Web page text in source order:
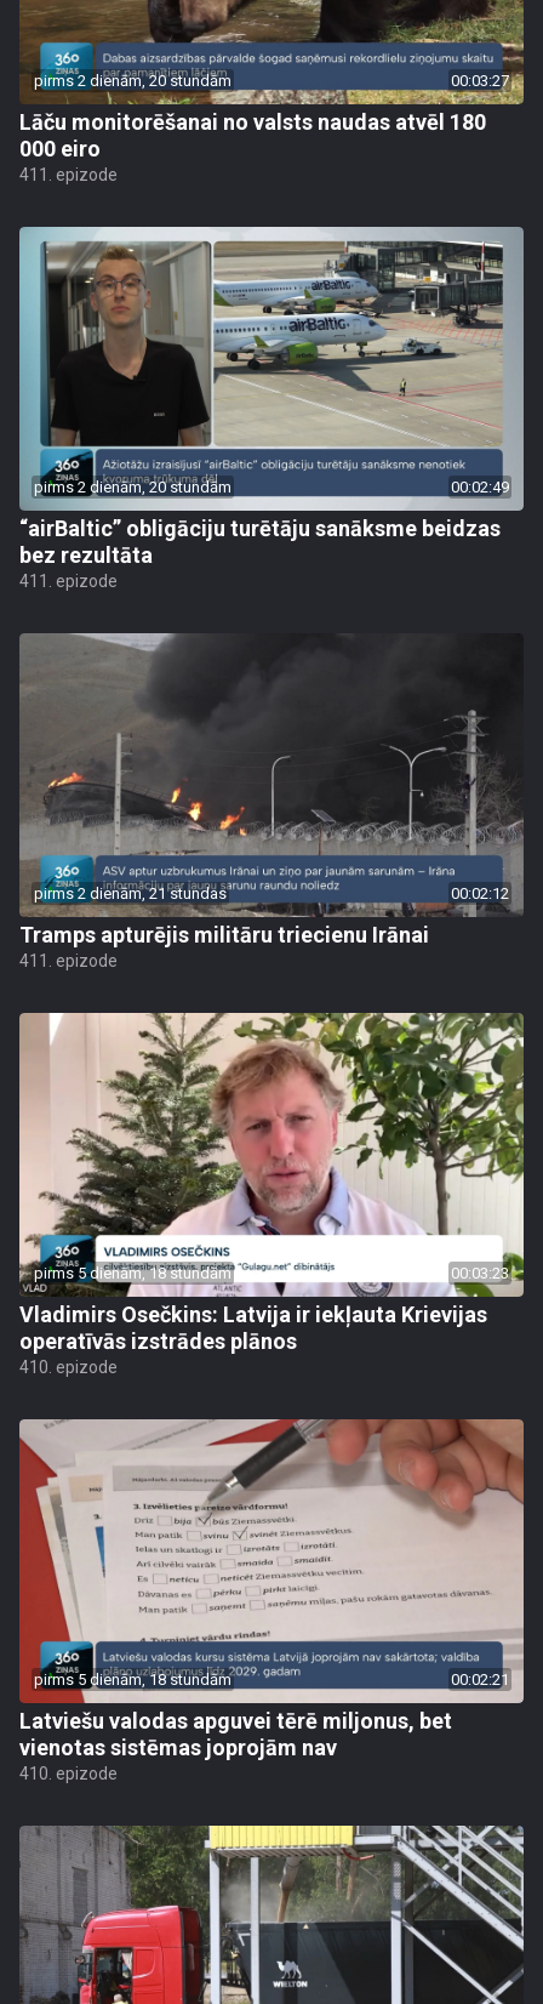
pirms 2 dienām, 20 stundām 00:03:27
Lāču monitorēšanai no valsts naudas atvēl 180
000 eiro
411. epizode
pirms 2 dienām, 20 stundām 00:02:49
“airBaltic” obligāciju turētāju sanāksme beidzas
bez rezultāta
411. epizode
pirms 2 dienām, 21 stundas 00:02:12
Tramps apturējis militāru triecienu Irānai
411. epizode
pirms 5 dienām, 18 stundām 00:03:23
Vladimirs Osečkins: Latvija ir iekļauta Krievijas
operatīvās izstrādes plānos
410. epizode
pirms 5 dienām, 18 stundām 00:02:21
Latviešu valodas apguvei tērē miljonus, bet
vienotas sistēmas joprojām nav
410. epizode